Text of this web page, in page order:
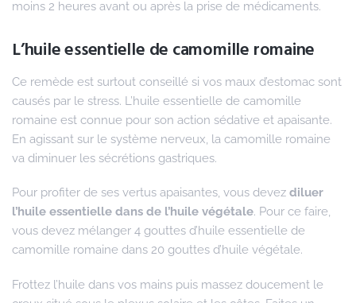
moins 2 heures avant ou après la prise de médicaments.
L’huile essentielle de camomille romaine
Ce remède est surtout conseillé si vos maux d’estomac sont
causés par le stress. L’huile essentielle de camomille
romaine est connue pour son action sédative et apaisante.
En agissant sur le système nerveux, la camomille romaine
va diminuer les sécrétions gastriques.
Pour profiter de ses vertus apaisantes, vous devez diluer
l’huile essentielle dans de l’huile végétale. Pour ce faire,
vous devez mélanger 4 gouttes d’huile essentielle de
camomille romaine dans 20 gouttes d’huile végétale.
Frottez l’huile dans vos mains puis massez doucement le